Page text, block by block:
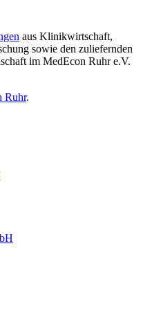
aus Klinikwirtschaft,
sowie den zuliefernden
im MedEcon Ruhr e.V.
Ruhr.